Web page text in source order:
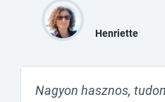
Henriette
Nagyon hasznos,